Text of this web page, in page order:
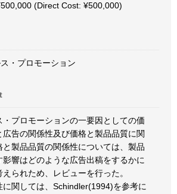
(Direct Cost: ¥500,000)
・プロモーション
プロモーションの一要因としての価
告の関係性及び価格と製品品質に関
と製品品質の関係性については、製品
響はどのような広告出稿をするかに
られため、レビューを行った。
関しては、Schindler(1994)を参考に